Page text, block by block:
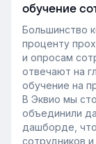
обучение
Большинство
проценту
и опросам
отвечают на
обучение на
В Эквио мы
объединили
дашборде,
сотрудников